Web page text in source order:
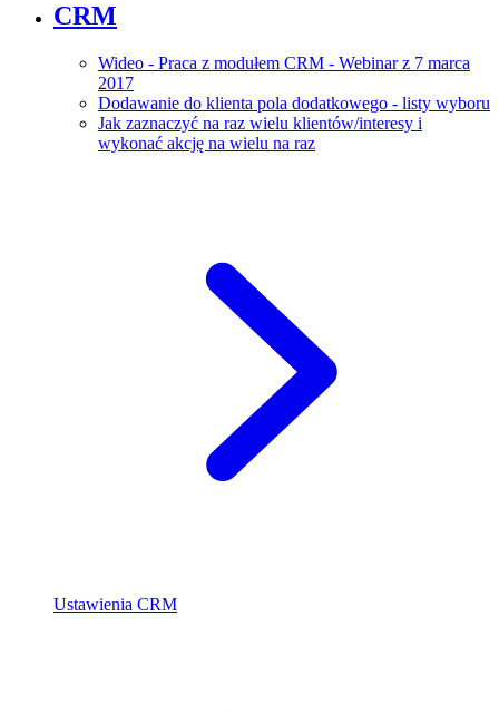
CRM
Wideo - Praca z modułem CRM - Webinar z 7 marca
2017
Dodawanie do klienta pola dodatkowego - listy wyboru
Jak zaznaczyć na raz wielu klientów/interesy i
wykonać akcję na wielu na raz
Ustawienia CRM